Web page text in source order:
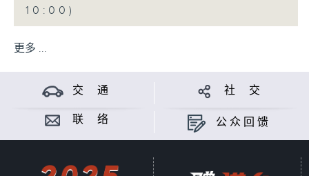
10:00)
更多 ...
交 通 社 交
联 络 公众回馈